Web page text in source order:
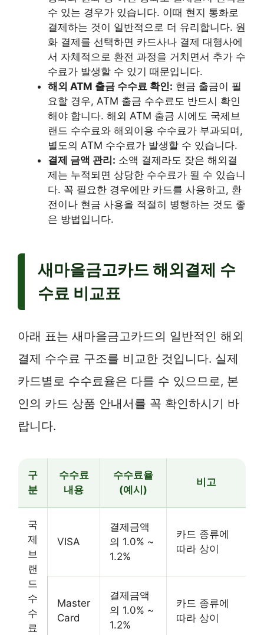
수 있는 경우가 있습니다. 이때 현지 통화로
결제하는 것이 일반적으로 더 유리합니다. 원
화 결제를 선택하면 카드사나 결제 대행사에
서 자체적으로 환전 과정을 거치면서 추가 수
수료가 발생할 수 있기 때문입니다.
해외 ATM 출금 수수료 확인: 현금 출금이 필
요할 경우, ATM 출금 수수료도 반드시 확인
해야 합니다. 해외 ATM 출금 시에도 국제브
랜드 수수료와 해외이용 수수료가 부과되며,
별도의 ATM 수수료가 발생할 수 있습니다.
결제 금액 관리: 소액 결제라도 잦은 해외결
제는 누적되면 상당한 수수료가 될 수 있습니
다. 꼭 필요한 경우에만 카드를 사용하고, 환
전이나 현금 사용을 적절히 병행하는 것도 좋
은 방법입니다.
새마을금고카드 해외결제 수
수료 비교표
아래 표는 새마을금고카드의 일반적인 해외
결제 수수료 구조를 비교한 것입니다. 실제
카드별로 수수료율은 다를 수 있으므로, 본
인의 카드 상품 안내서를 꼭 확인하시기 바
랍니다.
구
분
수수료
내용
수수료율
(예시)
비고
국
제
브
랜
드
수
수
료
VISA
결제금액
의 1.0% ~
1.2%
카드 종류에
따라 상이
Master
Card
결제금액
의 1.0% ~
1.2%
카드 종류에
따라 상이